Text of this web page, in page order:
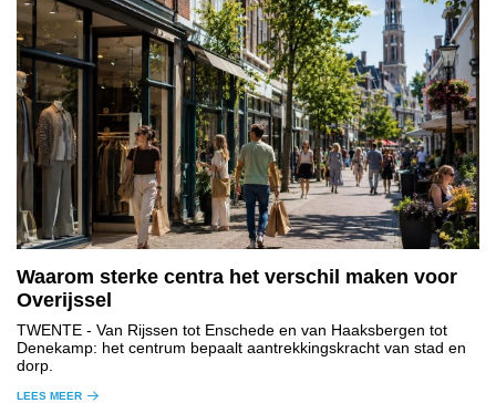
Waarom sterke centra het verschil maken voor
Overijssel
TWENTE - Van Rijssen tot Enschede en van Haaksbergen tot
Denekamp: het centrum bepaalt aantrekkingskracht van stad en
dorp.
LEES MEER